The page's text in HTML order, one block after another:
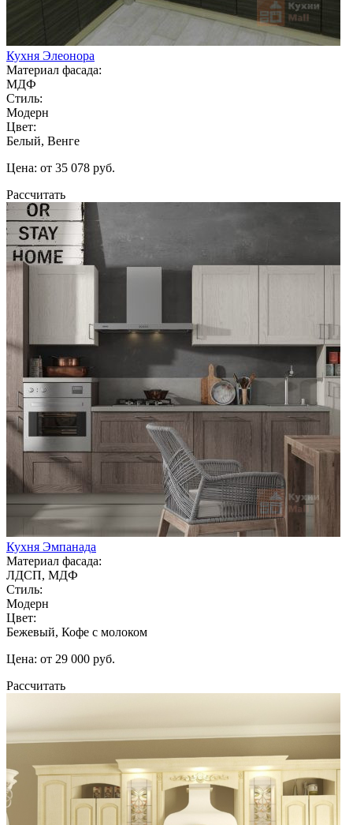
Кухня Элеонора
Материал фасада:
МДФ
Стиль:
Модерн
Цвет:
Белый, Венге
Цена: от 35 078 руб.
Рассчитать
Кухня Эмпанада
Материал фасада:
ЛДСП, МДФ
Стиль:
Модерн
Цвет:
Бежевый, Кофе с молоком
Цена: от 29 000 руб.
Рассчитать